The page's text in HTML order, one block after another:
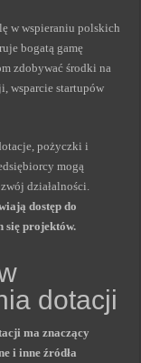
w wspieraniu polskich
bogatą gamę
zdobywać środki na
wsparcie startupów
pożyczki i
mogą
działalności.
dostęp do
się projektów.
dotacji
ma znaczący
i inne źródła